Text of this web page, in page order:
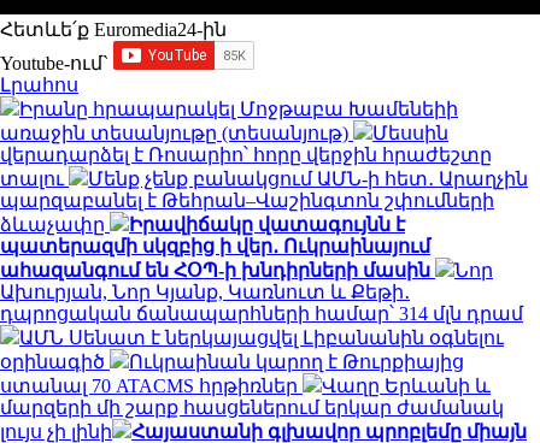
Հետևե՛ք Euromedia24-ին
Youtube-ում`
Լրահոս
Իրանը հրապարակել Մոջթաբա Խամենեիի
առաջին տեսանյութը (տեսանյութ)
Մեսսին
վերադարձել է Ռոսարիո՝ հորը վերջին հրաժեշտը
տալու
Մենք չենք բանակցում ԱՄՆ-ի հետ․ Արաղչին
պարզաբանել է Թեհրան–Վաշինգտոն շփումների
ձևաչափը
Իրավիճակը վատագույնն է
պատերազմի սկզբից ի վեր․ Ուկրաինայում
ահազանգում են ՀՕՊ-ի խնդիրների մասին
Նոր
Ախուրյան, Նոր Կյանք, Կառնուտ և Քեթի․
դպրոցական ճանապարհների համար՝ 314 մլն դրամ
ԱՄՆ Սենատ է ներկայացվել Լիբանանին օգնելու
օրինագիծ
Ուկրաինան կարող է Թուրքիայից
ստանալ 70 ATACMS հրթիռներ
Վաղը Երևանի և
մարզերի մի շարք հասցեներում երկար ժամանակ
լույս չի լինի
Հայաստանի գլխավոր պրոբլեմը միայն